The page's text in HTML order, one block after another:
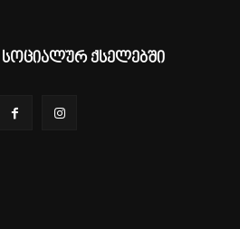
სოციალურ ქსელებში